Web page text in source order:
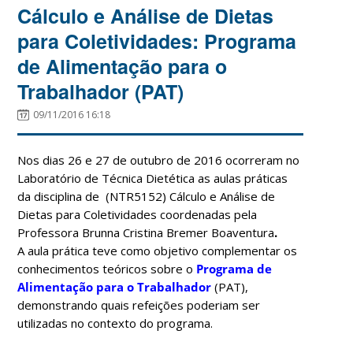
Cálculo e Análise de Dietas
para Coletividades: Programa
de Alimentação para o
Trabalhador (PAT)
09/11/2016 16:18
Nos dias 26 e 27 de outubro de 2016 ocorreram no
Laboratório de Técnica Dietética as aulas práticas
da disciplina de (NTR5152) Cálculo e Análise de
Dietas para Coletividades coordenadas pela
Professora Brunna Cristina Bremer Boaventura.
A aula prática teve como objetivo complementar os
conhecimentos teóricos sobre o Programa de
Alimentação para o Trabalhador (PAT),
demonstrando quais refeições poderiam ser
utilizadas no contexto do programa.